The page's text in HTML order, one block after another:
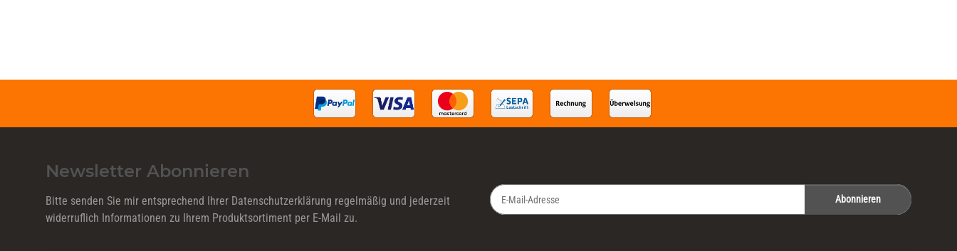
Newsletter Abonnieren
Bitte senden Sie mir entsprechend Ihrer Datenschutzerklärung regelmäßig und jederzeit
widerruflich Informationen zu Ihrem Produktsortiment per E-Mail zu.
Abonnieren